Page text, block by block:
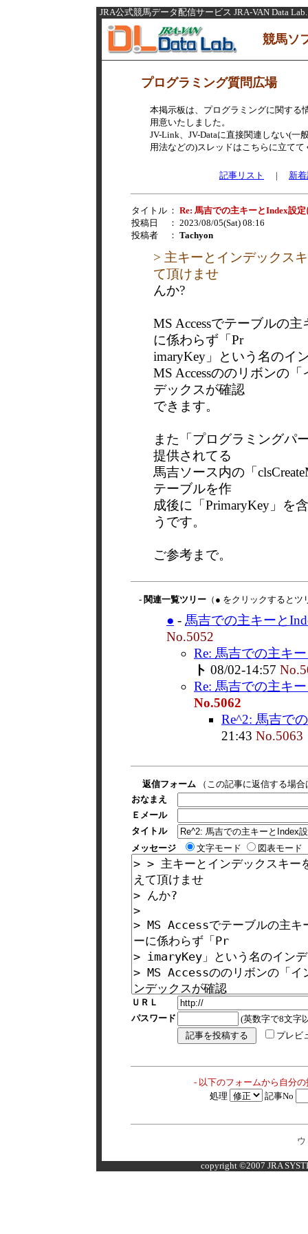
JRA公式競馬データ配信サービス JRA-VAN Data Lab.
競馬ソ
プログラミング質問広場
本掲示板は、プログラミングに関する
用意いたしました。
JV-Link、JV-Dataに直接関連しない(一
用法などの)スレッドはこちらに立てて
記事リスト | 新
タイトル ： Re: 馬吉での主キーとIndex設
投稿日
： 2023/08/05(Sat) 08:16
投稿者
： Tachyon
> 主キーとインデックス
て頂けませ
んか?
MS Accessでテーブルの
に係わらず「Pr
imaryKey」という名のイ
MS Accessののリボンの
デックスが確認
できます。
また「プログラミングパ
提供されてる
馬吉ソース内の「
テーブルを作
成後に「PrimaryKey」を
うです。
ご参考まで。
- 関連一覧ツリー （● をクリックすると
● - 馬吉での主キーと
No.5052
Re: 馬吉での主キ
ト 08/02-14:57
Re: 馬吉での主キ
No.5062
Re^2: 馬吉で
21:43 No.5063
返信フォーム （この記事に返信する場
おなまえ
Ｅメール
タイトル
メッセージ
文字モード 図表モード
ＵＲＬ
パスワード
(英数字で8文字
プレビ
- 以下のフォームから自分
処理
記事No
copyright ©2007 JRA